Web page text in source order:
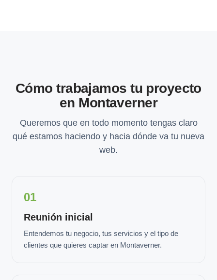
Cómo trabajamos tu proyecto
en Montaverner
Queremos que en todo momento tengas claro
qué estamos haciendo y hacia dónde va tu nueva
web.
01
Reunión inicial
Entendemos tu negocio, tus servicios y el tipo de
clientes que quieres captar en Montaverner.